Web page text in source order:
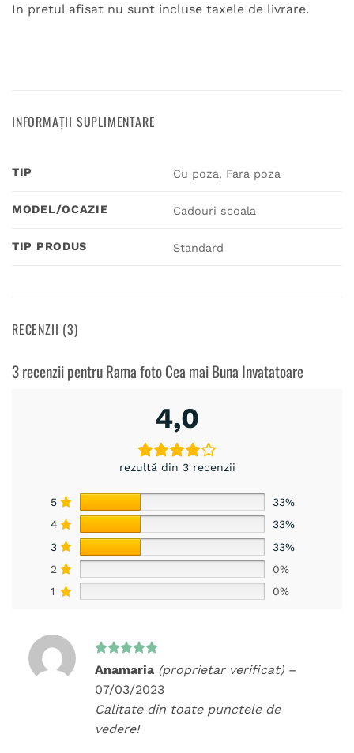
In pretul afisat nu sunt incluse taxele de livrare.
INFORMAȚII SUPLIMENTARE
TIP Cu poza, Fara poza
MODEL/OCAZIE Cadouri scoala
TIP PRODUS Standard
RECENZII (3)
3 recenzii pentruRama foto Cea mai Buna Invatatoare
4,0
rezultă din 3 recenzii
5
33%
4
33%
3
33%
2
0%
1
0%
Evaluat la
Anamaria (proprietar verificat) –
07/03/2023
Calitate din toate punctele de
vedere!